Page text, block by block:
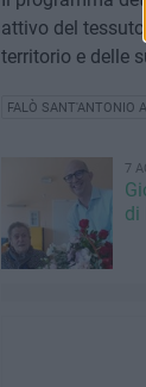
attivo del
territorio e delle
FALÒ SANT'ANTONIO
7
di